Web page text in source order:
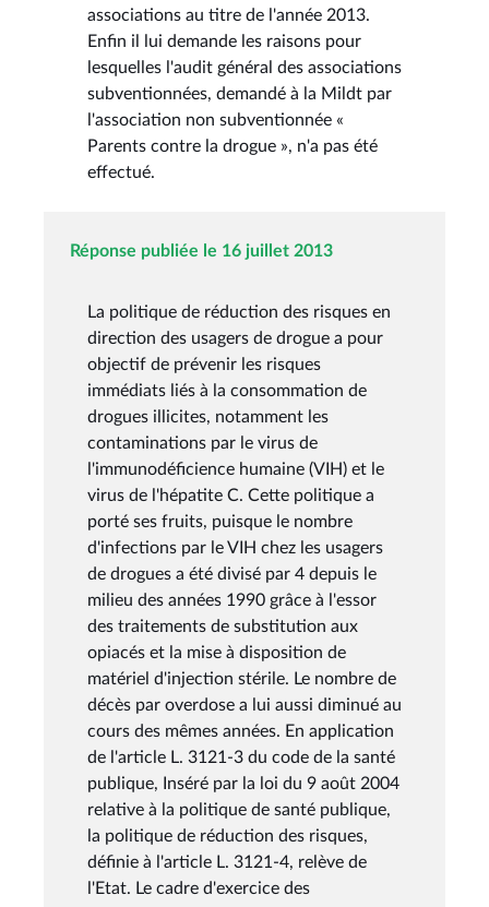
associations au titre de l'année 2013.
Enfin il lui demande les raisons pour
lesquelles l'audit général des associations
subventionnées, demandé à la Mildt par
l'association non subventionnée «
Parents contre la drogue », n'a pas été
effectué.
Réponse publiée le 16 juillet 2013
La politique de réduction des risques en
direction des usagers de drogue a pour
objectif de prévenir les risques
immédiats liés à la consommation de
drogues illicites, notamment les
contaminations par le virus de
l'immunodéficience humaine (VIH) et le
virus de l'hépatite C. Cette politique a
porté ses fruits, puisque le nombre
d'infections par le VIH chez les usagers
de drogues a été divisé par 4 depuis le
milieu des années 1990 grâce à l'essor
des traitements de substitution aux
opiacés et la mise à disposition de
matériel d'injection stérile. Le nombre de
décès par overdose a lui aussi diminué au
cours des mêmes années. En application
de l'article L. 3121-3 du code de la santé
publique, Inséré par la loi du 9 août 2004
relative à la politique de santé publique,
la politique de réduction des risques,
définie à l'article L. 3121-4, relève de
l'Etat. Le cadre d'exercice des